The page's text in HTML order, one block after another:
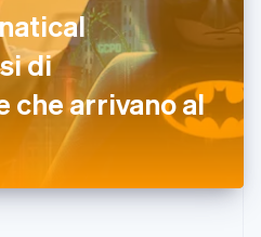
di
che arrivano al